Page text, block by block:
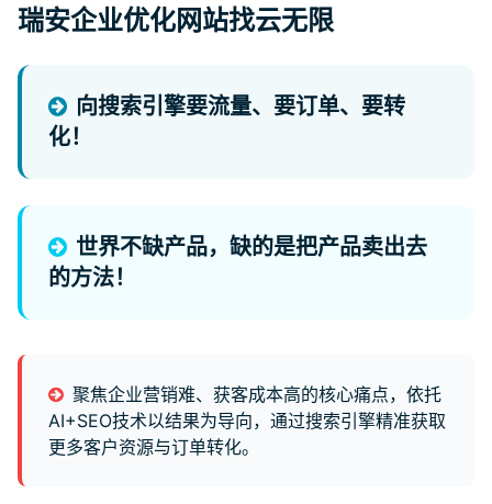
瑞安企业优化网站找云无限
向搜索引擎要流量、要订单、要转
化！
世界不缺产品，缺的是把产品卖出去
的方法！
聚焦企业营销难、获客成本高的核心痛点，依托
AI+SEO技术以结果为导向，通过搜索引擎精准获取
更多客户资源与订单转化。